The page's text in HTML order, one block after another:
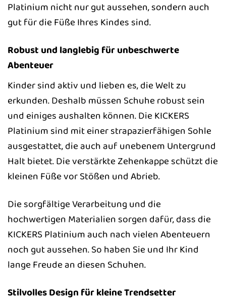
Platinium nicht nur gut aussehen, sondern auch
gut für die Füße Ihres Kindes sind.
Robust und langlebig für unbeschwerte
Abenteuer
Kinder sind aktiv und lieben es, die Welt zu
erkunden. Deshalb müssen Schuhe robust sein
und einiges aushalten können. Die KICKERS
Platinium sind mit einer strapazierfähigen Sohle
ausgestattet, die auch auf unebenem Untergrund
Halt bietet. Die verstärkte Zehenkappe schützt die
kleinen Füße vor Stößen und Abrieb.
Die sorgfältige Verarbeitung und die
hochwertigen Materialien sorgen dafür, dass die
KICKERS Platinium auch nach vielen Abenteuern
noch gut aussehen. So haben Sie und Ihr Kind
lange Freude an diesen Schuhen.
Stilvolles Design für kleine Trendsetter